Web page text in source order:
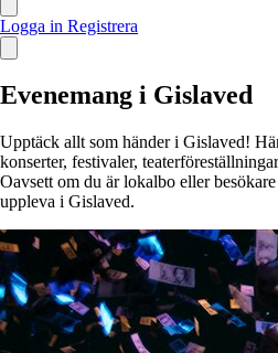
Logga in Registrera
Evenemang i Gislaved
Upptäck allt som händer i Gislaved!
konserter, festivaler,
Oavsett om du är lokalbo eller
uppleva i Gislaved.